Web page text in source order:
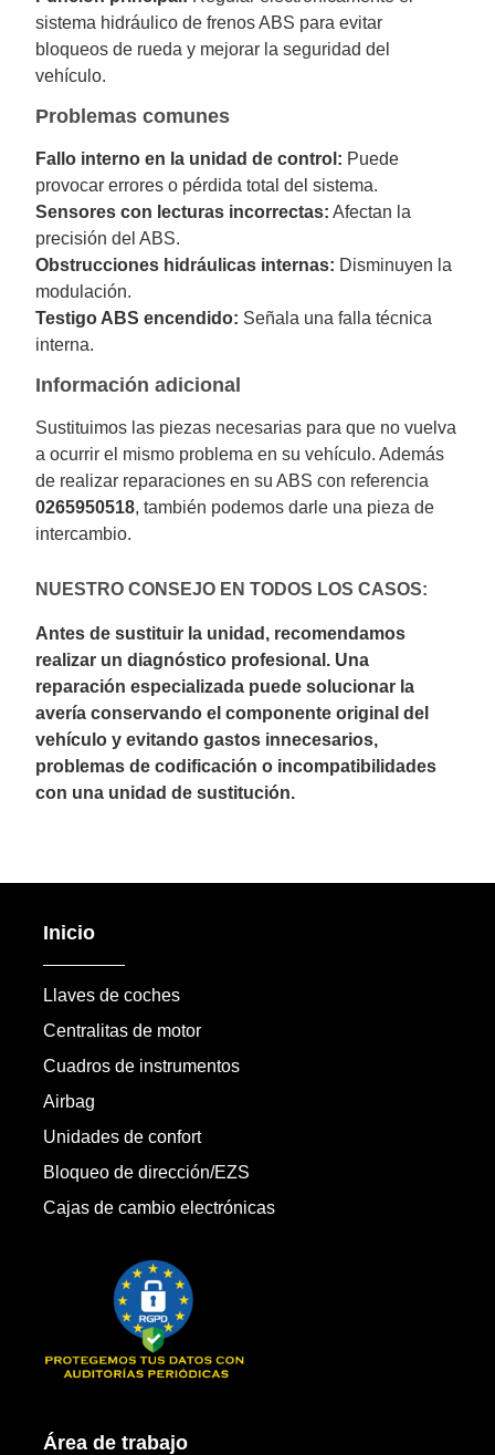
sistema hidráulico de frenos ABS para evitar
bloqueos de rueda y mejorar la seguridad del
vehículo.
Problemas comunes
Fallo interno en la unidad de control: Puede
provocar errores o pérdida total del sistema.
Sensores con lecturas incorrectas: Afectan la
precisión del ABS.
Obstrucciones hidráulicas internas: Disminuyen la
modulación.
Testigo ABS encendido: Señala una falla técnica
interna.
Información adicional
Sustituimos las piezas necesarias para que no vuelva
a ocurrir el mismo problema en su vehículo. Además
de realizar reparaciones en su ABS con referencia
0265950518, también podemos darle una pieza de
intercambio.
NUESTRO CONSEJO EN TODOS LOS CASOS:
Antes de sustituir la unidad, recomendamos
realizar un diagnóstico profesional. Una
reparación especializada puede solucionar la
avería conservando el componente original del
vehículo y evitando gastos innecesarios,
problemas de codificación o incompatibilidades
con una unidad de sustitución.
Inicio
Llaves de coches
Centralitas de motor
Cuadros de instrumentos
Airbag
Unidades de confort
Bloqueo de dirección/EZS
Cajas de cambio electrónicas
Área de trabajo